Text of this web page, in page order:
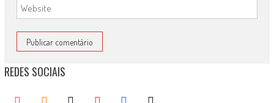
REDES SOCIAIS